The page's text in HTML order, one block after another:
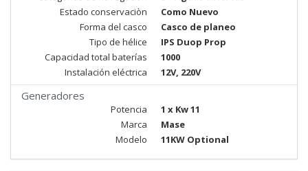
Estado conservaciòn
Como Nuevo
Forma del casco
Casco de planeo
Tipo de hélice
IPS Duop Prop
Capacidad total baterías
1000
Instalación eléctrica
12V, 220V
Generadores
Potencia
1 x Kw 11
Marca
Mase
Modelo
11KW Optional